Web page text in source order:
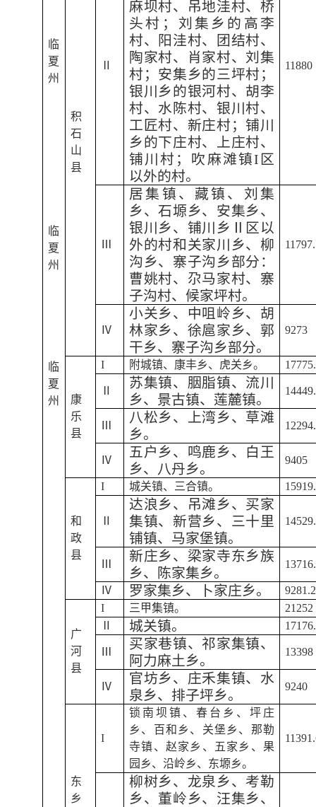
临
夏
州
临
夏
州
临
夏
州
积
石
山
县
麻坝村、吊地洼村、桥
头村；刘集乡的高李
村、阳洼村、团结村、
陶家村、肖家村、刘集
村；安集乡的三坪村；
银川乡的银河村、胡李
村、水陈村、银川村、
工匠村、新庄村；铺川
乡的下庄村、上庄村、
铺川村；吹麻滩镇I区
以外的村。
11880
居集镇、藏镇、刘集
乡、石塬乡、安集乡、
银川乡、铺川乡Ⅱ区以
外的村和关家川乡、柳
沟乡、寨子沟乡部分：
曹姚村、尕马家村、寨
子沟村、候家坪村。
Ⅳ
小关乡、中咀岭乡、胡
林家乡、徐扈家乡、郭
干乡、寨子沟乡部分。
9273
康
乐
县
I 附城镇、康丰乡、虎关乡。
苏集镇、胭脂镇、流川
乡、景古镇、莲麓镇。
八松乡、上湾乡、草滩
乡。
Ⅳ
五户乡、鸣鹿乡、白王
乡、八丹乡。
9405
和
政
县
I 城关镇、三合镇。
达浪乡、吊滩乡、买家
集镇、新营乡、三十里
铺镇、马家堡镇。
新庄乡、梁家寺东乡族
乡、陈家集乡。
Ⅳ 罗家集乡、卜家庄乡。
广
河
县
I 三甲集镇。
21252
城关镇。
买家巷镇、祁家集镇、
阿力麻土乡。
13398
Ⅳ
官坊乡、庄禾集镇、水
泉乡、排子坪乡。
9240
东
乡
I
锁南坝镇、春台乡、坪庄
乡、百和乡、关堡乡、那勒
寺镇、赵家乡、五家乡、果
园乡、沿岭乡、东塬乡。
柳树乡、龙泉乡、考勒
乡、董岭乡、汪集乡、